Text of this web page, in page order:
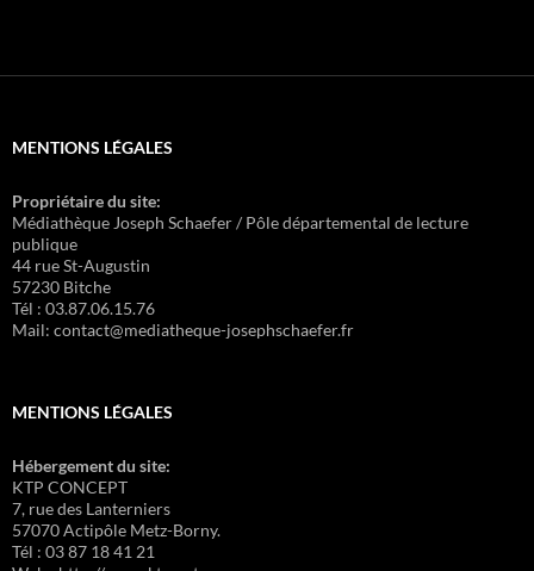
MENTIONS LÉGALES
Propriétaire du site:
Médiathèque Joseph Schaefer / Pôle départemental de lecture
publique
44 rue St-Augustin
57230 Bitche
Tél : 03.87.06.15.76
Mail: contact@mediatheque-josephschaefer.fr
MENTIONS LÉGALES
Hébergement du site:
KTP CONCEPT
7, rue des Lanterniers
57070 Actipôle Metz-Borny.
Tél : 03 87 18 41 21